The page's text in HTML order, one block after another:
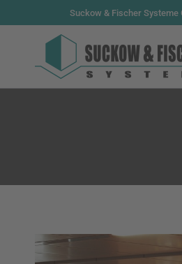
Suckow & Fischer Systeme